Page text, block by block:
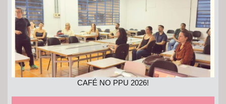
CAFÉ NO PPU 2026!